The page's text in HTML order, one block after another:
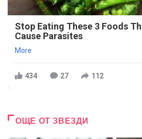
Stop Eating These 3 Foods
Cause Parasites
More
434 27 112
ОЩЕ ОТ ЗВЕЗДИ